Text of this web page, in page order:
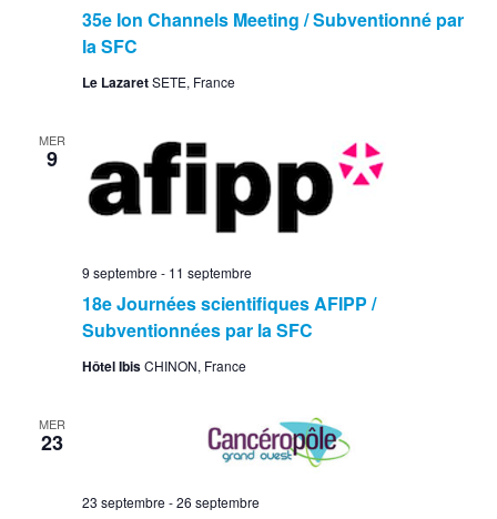
35e Ion Channels Meeting / Subventionné par
la SFC
Le LazaretSETE, France
MER
9
18e Journées scientifiques AFIPP /
Subventionnées par la SFC
9 septembre - 11 septembre
Hôtel IbisCHINON, France
MER
23
23 septembre -26 septembre